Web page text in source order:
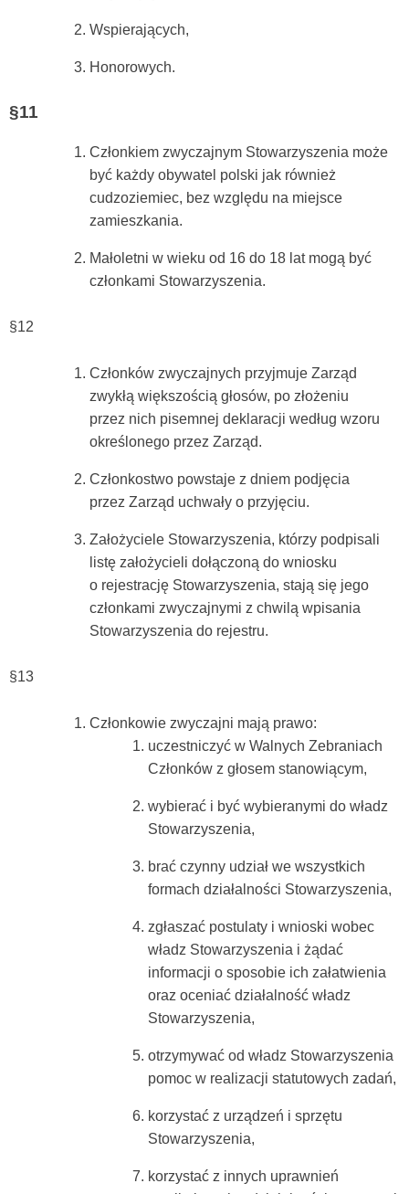
Wspierających,
Honorowych.
§11
Członkiem zwyczajnym Stowarzyszenia może
być każdy obywatel polski jak również
cudzoziemiec, bez względu na miejsce
zamieszkania.
Małoletni w wieku od 16 do 18 lat mogą być
członkami Stowarzyszenia.
§12
Członków zwyczajnych przyjmuje Zarząd
zwykłą większością głosów, po złożeniu
przez nich pisemnej deklaracji według wzoru
określonego przez Zarząd.
Członkostwo powstaje z dniem podjęcia
przez Zarząd uchwały o przyjęciu.
Założyciele Stowarzyszenia, którzy podpisali
listę założycieli dołączoną do wniosku
o rejestrację Stowarzyszenia, stają się jego
członkami zwyczajnymi z chwilą wpisania
Stowarzyszenia do rejestru.
§13
Członkowie zwyczajni mają prawo:
uczestniczyć w Walnych Zebraniach
Członków z głosem stanowiącym,
wybierać i być wybieranymi do władz
Stowarzyszenia,
brać czynny udział we wszystkich
formach działalności Stowarzyszenia,
zgłaszać postulaty i wnioski wobec
władz Stowarzyszenia i żądać
informacji o sposobie ich załatwienia
oraz oceniać działalność władz
Stowarzyszenia,
otrzymywać od władz Stowarzyszenia
pomoc w realizacji statutowych zadań,
korzystać z urządzeń i sprzętu
Stowarzyszenia,
korzystać z innych uprawnień